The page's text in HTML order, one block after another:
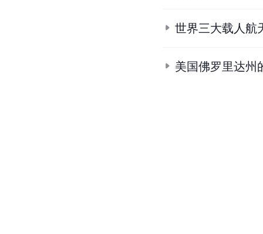
世界三大载人航
美国佛罗里达州